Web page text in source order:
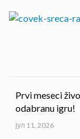
Prvi meseci
odabranu igru!
јул 11, 2026